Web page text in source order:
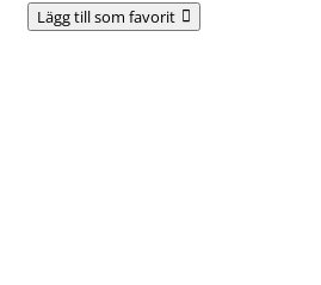
Lägg till som favorit